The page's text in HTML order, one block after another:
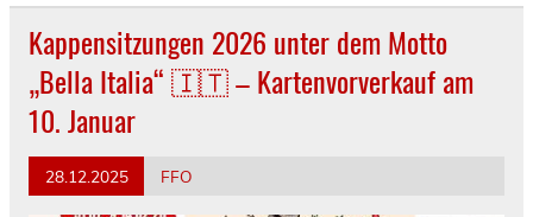
Kappensitzungen 2026 unter dem Motto
„Bella Italia“ 🇮🇹 – Kartenvorverkauf am
10. Januar
28.12.2025 FFO